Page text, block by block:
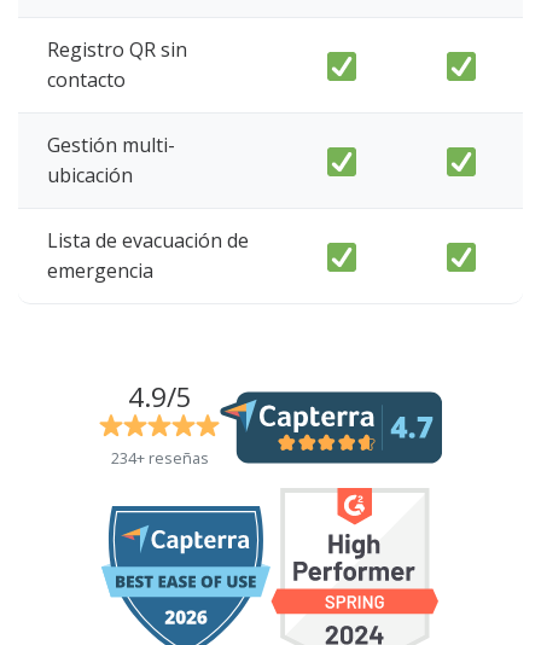
Registro QR sin
contacto
Gestión multi-
ubicación
Lista de evacuación de
emergencia
4.9/5
234+ reseñas